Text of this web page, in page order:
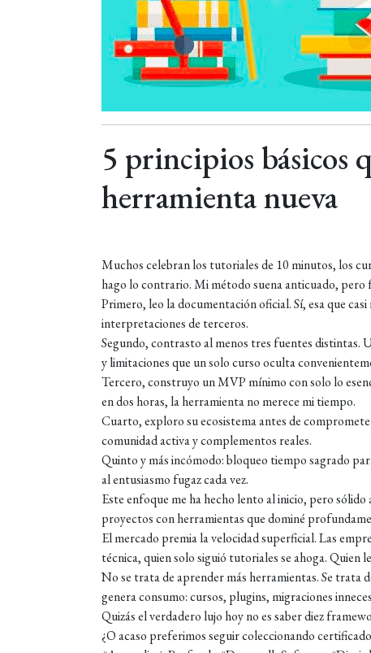
5 principios básicos
herramienta nueva
Muchos celebran los tutoriales de 10 minutos, los
hago lo contrario. Mi método suena anticuado, pero
Primero, leo la documentación oficial. Sí, esa que
interpretaciones de terceros.
Segundo, contrasto al menos tres fuentes distintas.
y limitaciones que un solo curso oculta
Tercero, construyo un MVP mínimo con solo lo
en dos horas, la herramienta no merece mi tiempo.
Cuarto, exploro su ecosistema antes de
comunidad activa y complementos reales.
Quinto y más incómodo: bloqueo tiempo sagrado
al entusiasmo fugaz cada vez.
Este enfoque me ha hecho lento al inicio, pero
proyectos con herramientas que dominé
El mercado premia la velocidad superficial. Las
técnica, quien solo siguió tutoriales se ahoga. Quien
No se trata de aprender más herramientas. Se trata
genera consumo: cursos, plugins, migraciones
Quizás el verdadero lujo hoy no es saber diez
¿O acaso preferimos seguir coleccionando